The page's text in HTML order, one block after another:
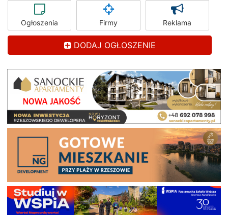
Ogłoszenia Firmy Reklama
DODAJ OGŁOSZENIE